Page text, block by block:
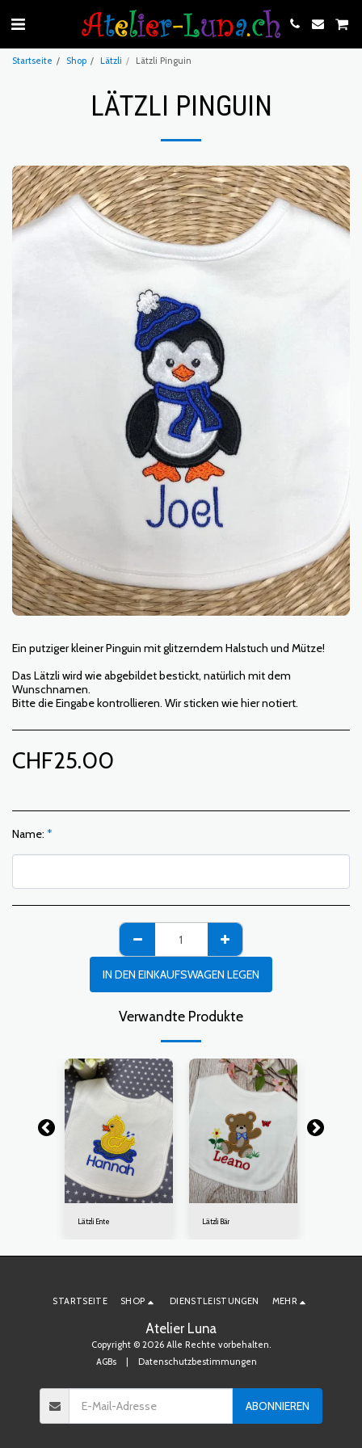
Startseite Shop Lätzli Lätzli Pinguin
LÄTZLI PINGUIN
Ein putziger kleiner Pinguin mit glitzerndem Halstuch und Mütze!
Das Lätzli wird wie abgebildet bestickt, natürlich mit dem
Wunschnamen.
Bitte die Eingabe kontrollieren. Wir sticken wie hier notiert.
CHF25.00
Name: *
IN DEN EINKAUFSWAGEN LEGEN
Verwandte Produkte
Lätzli Ente Lätzli Bär
Atelier Luna
Copyright © 2026 Alle Rechte vorbehalten.
AGBs| Datenschutzbestimmungen
STARTSEITE SHOP DIENSTLEISTUNGEN MEHR
ABONNIEREN